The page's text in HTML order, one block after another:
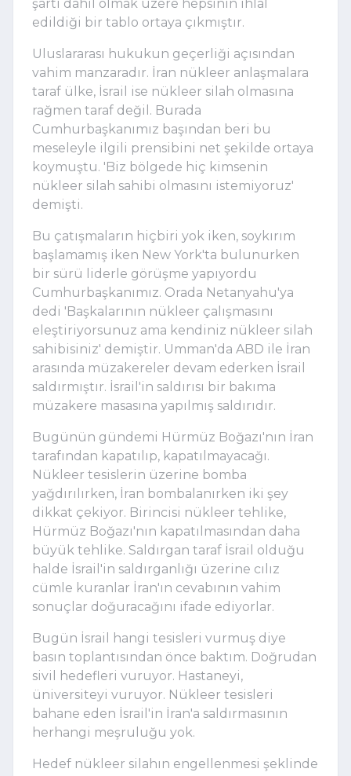
şartı dahil olmak üzere hepsinin ihlal
edildiği bir tablo ortaya çıkmıştır.
Uluslararası hukukun geçerliği açısından
vahim manzaradır. İran nükleer anlaşmalara
taraf ülke, İsrail ise nükleer silah olmasına
rağmen taraf değil. Burada
Cumhurbaşkanımız başından beri bu
meseleyle ilgili prensibini net şekilde ortaya
koymuştu. 'Biz bölgede hiç kimsenin
nükleer silah sahibi olmasını istemiyoruz'
demişti.
Bu çatışmaların hiçbiri yok iken, soykırım
başlamamış iken New York'ta bulunurken
bir sürü liderle görüşme yapıyordu
Cumhurbaşkanımız. Orada Netanyahu'ya
dedi 'Başkalarının nükleer çalışmasını
eleştiriyorsunuz ama kendiniz nükleer silah
sahibisiniz' demiştir. Umman'da ABD ile İran
arasında müzakereler devam ederken İsrail
saldırmıştır. İsrail'in saldırısı bir bakıma
müzakere masasına yapılmış saldırıdır.
Bugünün gündemi Hürmüz Boğazı'nın İran
tarafından kapatılıp, kapatılmayacağı.
Nükleer tesislerin üzerine bomba
yağdırılırken, İran bombalanırken iki şey
dikkat çekiyor. Birincisi nükleer tehlike,
Hürmüz Boğazı'nın kapatılmasından daha
büyük tehlike. Saldırgan taraf İsrail olduğu
halde İsrail'in saldırganlığı üzerine cılız
cümle kuranlar İran'ın cevabının vahim
sonuçlar doğuracağını ifade ediyorlar.
Bugün İsrail hangi tesisleri vurmuş diye
basın toplantısından önce baktım. Doğrudan
sivil hedefleri vuruyor. Hastaneyi,
üniversiteyi vuruyor. Nükleer tesisleri
bahane eden İsrail'in İran'a saldırmasının
herhangi meşruluğu yok.
Hedef nükleer silahın engellenmesi şeklinde